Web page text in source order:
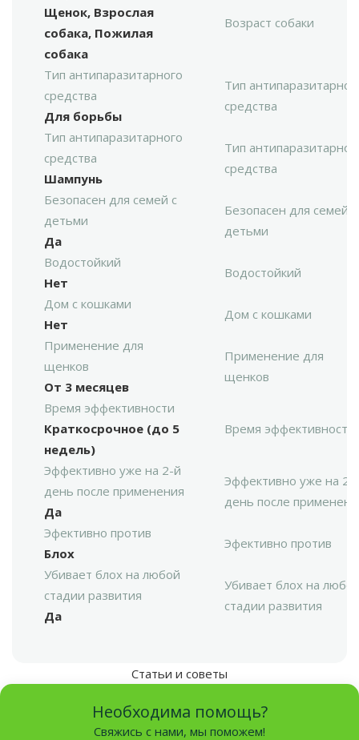
Щенок, Взрослая
собака, Пожилая
собака
Возраст собаки
Тип антипаразитарного
средства
Для борьбы
Тип
средства
Тип антипаразитарного
средства
Шампунь
Тип
средства
Безопасен для семей с
детьми
Да
Безопасен для семей с
детьми
Водостойкий
Нет
Водостойкий
Дом с кошками
Нет
Дом с кошками
Применение для
щенков
От 3 месяцев
Применение для
щенков
Время эффективности
Краткосрочное (до 5
недель)
Время эффективности
Эффективно уже на 2-й
день после применения
Да
Эффективно уже на 2-
день после
Эфективно против
Блох
Эфективно против
Убивает блох на любой
стадии развития
Да
Убивает блох на
стадии развития
Статьи и советы
Необходима помощь?
Свяжись с нами, мы поможем!